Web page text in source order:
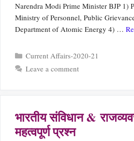
Narendra Modi Prime Minister BJP 1)
Ministry of Personnel, Public
Department of Atomic Energy 4) …
Categories
Current Affairs-2020-21
Leave a comment
भारतीय संविधान &
महत्वपूर्ण प्रश्न